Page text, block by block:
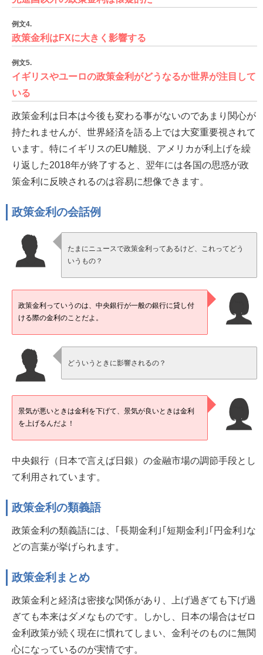
例文4.
政策金利はFXに大きく影響する
例文5.
イギリスやユーロの政策金利がどうなるか世界が注目して
いる
政策金利は日本は今後も変わる事がないのであまり関心が
持たれませんが、世界経済を語る上では大変重要視されて
います。特にイギリスのEU離脱、アメリカが利上げを繰
り返した2018年が終了すると、翌年には各国の思惑が政
策金利に反映されるのは容易に想像できます。
政策金利の会話例
たまにニュースで政策金利ってあるけど、これってどう
いうもの？
政策金利っていうのは、中央銀行が一般の銀行に貸し付
ける際の金利のことだよ。
どういうときに影響されるの？
景気が悪いときは金利を下げて、景気が良いときは金利
を上げるんだよ！
中央銀行（日本で言えば日銀）の金融市場の調節手段とし
て利用されています。
政策金利の類義語
政策金利の類義語には、｢長期金利｣｢短期金利｣｢円金利｣な
どの言葉が挙げられます。
政策金利まとめ
政策金利と経済は密接な関係があり、上げ過ぎても下げ過
ぎても本来はダメなものです。しかし、日本の場合はゼロ
金利政策が続く現在に慣れてしまい、金利そのものに無関
心になっているのが実情です。